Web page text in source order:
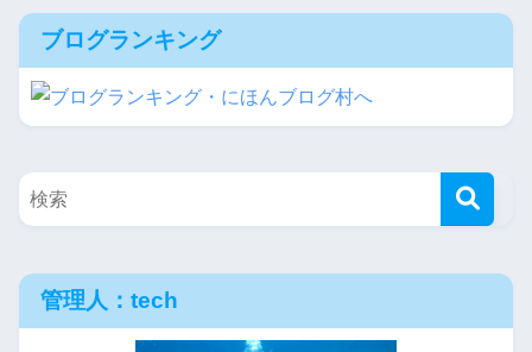
ブログランキング
管理人：tech